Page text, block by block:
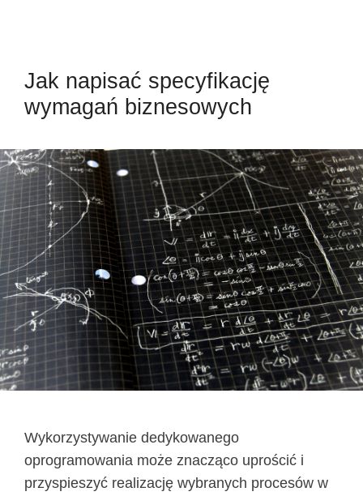
Jak napisać specyfikację
wymagań biznesowych
Wykorzystywanie dedykowanego
oprogramowania może znacząco uprościć i
przyspieszyć realizację wybranych procesów w